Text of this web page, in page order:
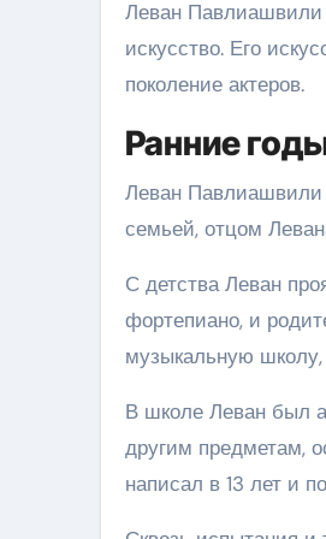
Леван Павлиашвили
искусство. Его
поколение актеров.
Ранние
Леван Павлиашвили
семьей, отцом
С детства Леван
фортепиано, и
музыкальную школу,
В школе Леван был
другим предметам,
написал в 13 лет и